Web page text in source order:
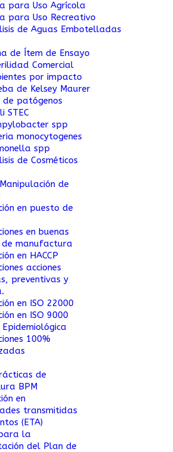
para Uso Agrícola
para Uso Recreativo
de Aguas Embotelladas
de Ítem de Ensayo
Comercial
por impacto
de Kelsey Maurer
de patógenos
STEC
spp
monocytogenes
spp
de Cosméticos
de
en puesto de
en buenas
manufactura
en HACCP
acciones
preventivas y
en ISO 22000
en ISO 9000
100%
de
BPM
en
transmitidas
(ETA)
la
del Plan de